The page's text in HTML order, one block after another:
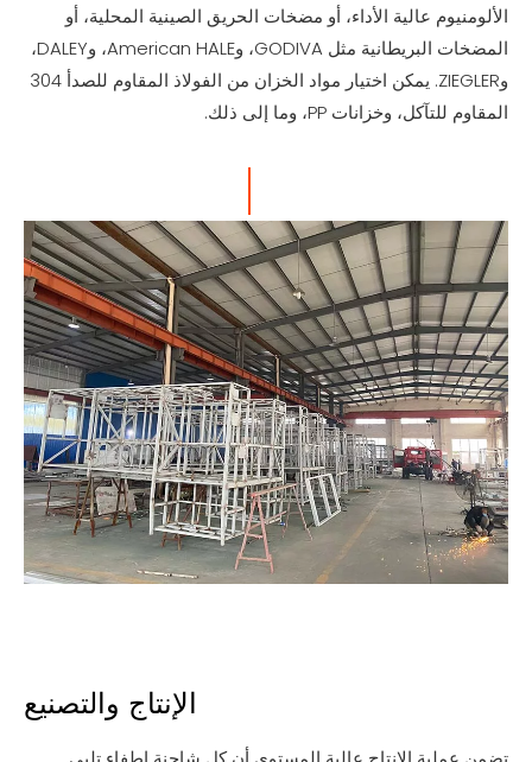
الألومنيوم عالية الأداء، أو مضخات الحريق الصينية المحلية، أو
المضخات البريطانية مثل GODIVA، وAmerican HALE، وDALEY،
وZIEGLER. يمكن اختيار مواد الخزان من الفولاذ المقاوم للصدأ 304
المقاوم للتآكل، وخزانات PP، وما إلى ذلك.
الإنتاج والتصنيع